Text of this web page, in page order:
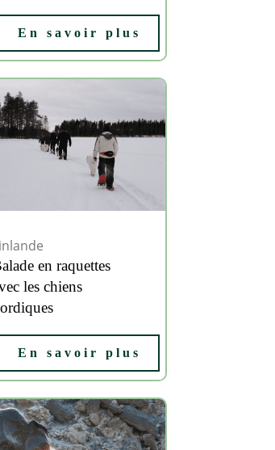
En savoir plus
en raquettes
les chiens
En savoir plus